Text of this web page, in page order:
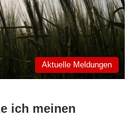
Aktuelle Meldungen
ich meinen